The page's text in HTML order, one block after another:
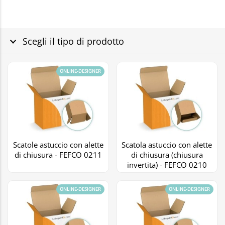
Scegli il tipo di prodotto
Scatole astuccio con alette
di chiusura - FEFCO 0211
ONLINE-DESIGNER
Scatola astuccio con alette
di chiusura (chiusura
invertita) - FEFCO 0210
ONLINE-DESIGNER ONLINE-DESIGNER